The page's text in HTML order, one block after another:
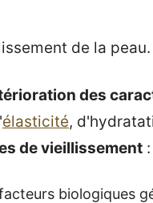
de la peau.
des
élasticité,
de vieillissement :
biologiques